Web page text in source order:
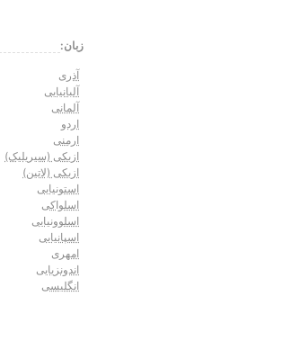
زبان:
آذری
آلبانیایی
آلمانی
اردو
ارمنی
ازبکی (سیریلیک)
ازبکی (لاتین)
استونیایی
اسلواکی
اسلوونیایی
اسپانیایی
امهری
اندونزیایی
انگلیسی